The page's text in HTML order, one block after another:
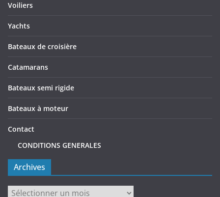
Voiliers
Yachts
Bateaux de croisière
Catamarans
Bateaux semi rigide
Bateaux à moteur
Contact
CONDITIONS GENERALES
Archives
Archives